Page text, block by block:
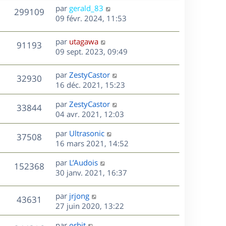
e
s
n
i
r
m
e
s
s
a
g
e
299109V
u
s
D
e
i
e
r
m
e
s
a
e
par gerald_83
09 févr. 2024, 11:53
91193V
u
e
D
e
i
e
r
m
e
s
s
a
g
e
par utagawa
09 sept. 2023, 09:49
32930V
u
s
D
e
r
n
i
e
r
m
e
s
s
a
g
e
par ZestyCastor
16 déc. 2021, 15:23
33844V
u
e
s
D
e
r
n
i
e
r
m
e
s
s
a
par ZestyCastor
04 avr. 2021, 12:03
37508V
u
e
D
e
r
n
i
r
m
e
s
par Ultrasonic
16 mars 2021, 14:52
152368V
u
D
e
i
e
r
par L’Audois
30 janv. 2021, 16:37
43631
u
D
e
r
par jrjong
27 juin 2020, 13:22